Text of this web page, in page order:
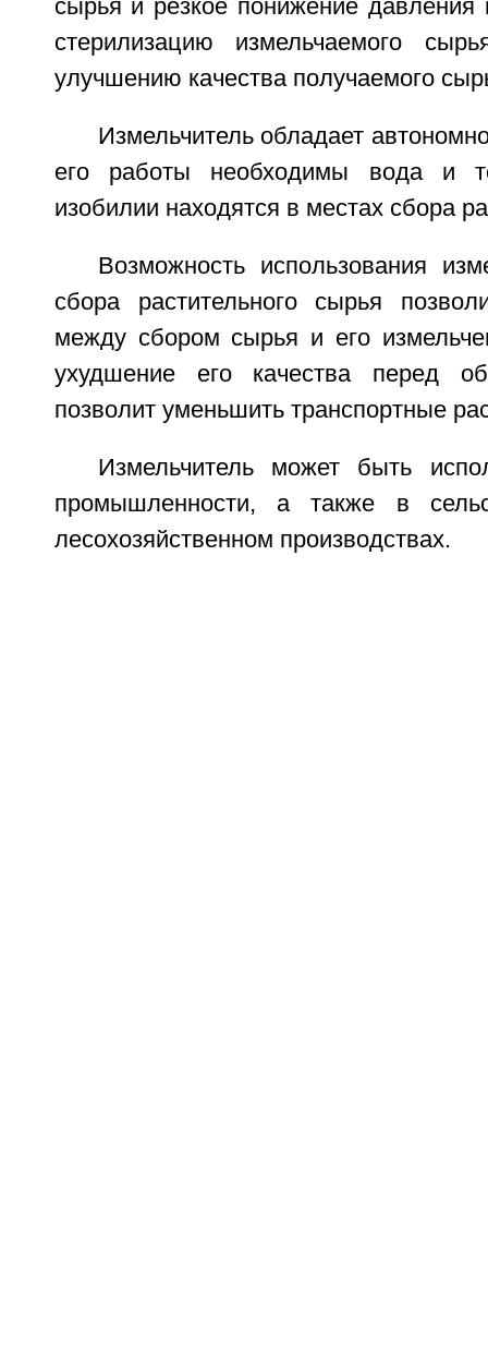
сырья и резкое понижение давления
стерилизацию измельчаемого
улучшению качества получаемого
Измельчитель обладает
его работы необходимы вода и
изобилии находятся в местах сбора
Возможность использования
сбора растительного сырья
между сбором сырья и его
ухудшение его качества перед
позволит уменьшить транспортные
Измельчитель может быть
промышленности, а также в
лесохозяйственном производствах.